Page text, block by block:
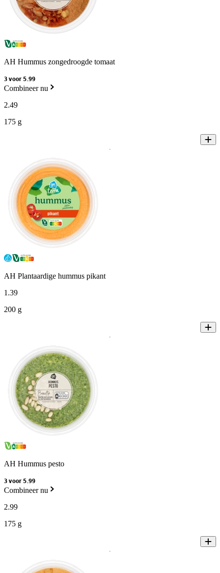
AH Hummus zongedroogde tomaat
3 voor 5.99
Combineer nu
2.49
175 g
AH Plantaardige hummus pikant
1 .39
200 g
AH Hummus pesto
3 voor 5.99
Combineer nu
2.99
175 g